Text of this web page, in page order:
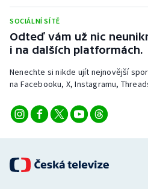
Stolní tenis
Triatlon
Veslování
Volejbal
Ostatní
SOCIÁLNÍ SÍTĚ
Odteď vám už nic
i na dalších platformách.
Nenechte si nikde ujít nejnovější
na Facebooku, X, Instagramu,